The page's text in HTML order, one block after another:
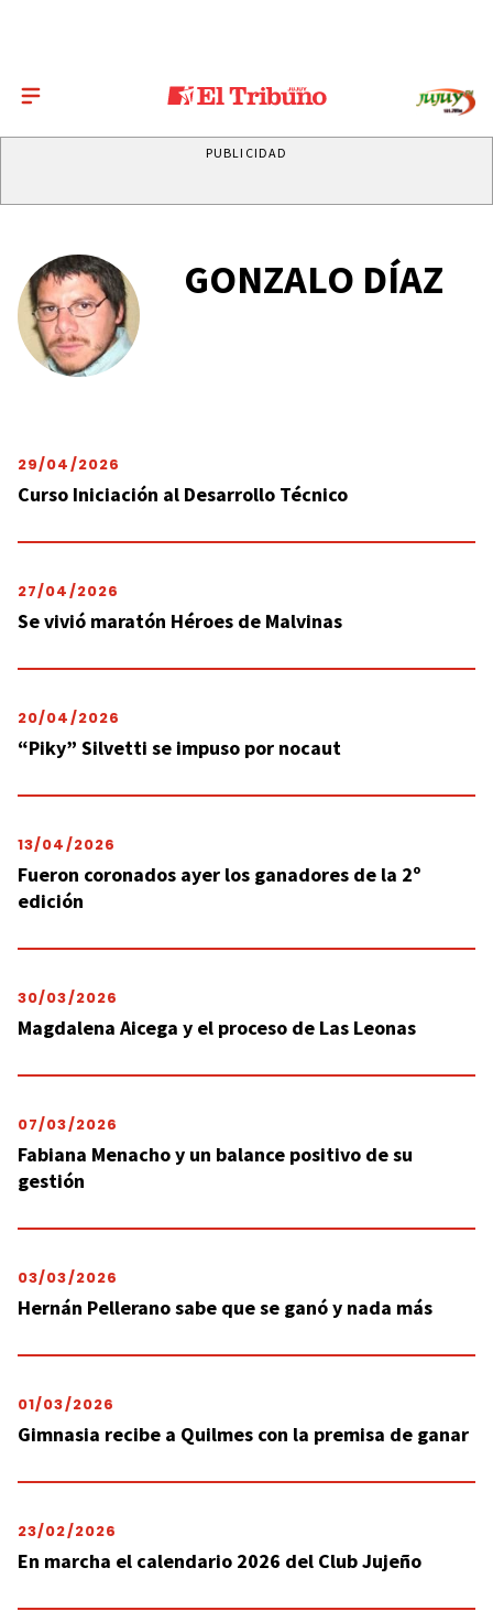
PUBLICIDAD
GONZALO DÍAZ
29/04/2026
Curso Iniciación al Desarrollo Técnico
27/04/2026
Se vivió maratón Héroes de Malvinas
20/04/2026
“Piky” Silvetti se impuso por nocaut
13/04/2026
Fueron coronados ayer los ganadores de la 2º
edición
30/03/2026
Magdalena Aicega y el proceso de Las Leonas
07/03/2026
Fabiana Menacho y un balance positivo de su
gestión
03/03/2026
Hernán Pellerano sabe que se ganó y nada más
01/03/2026
Gimnasia recibe a Quilmes con la premisa de ganar
23/02/2026
En marcha el calendario 2026 del Club Jujeño